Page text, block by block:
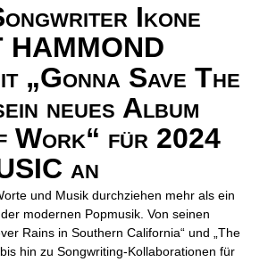
Ikone
HAMMOND
„Gonna Save The
neues Album
Work“ für 2024
an
und Musik durchziehen mehr als ein
modernen Popmusik. Von seinen
Rains in Southern California“ und „The
hin zu Songwriting-Kollaborationen für